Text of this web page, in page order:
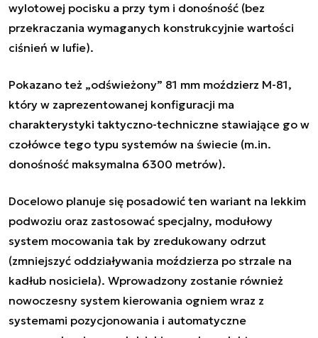
wylotowej pocisku a przy tym i donośność (bez
przekraczania wymaganych konstrukcyjnie wartości
ciśnień w lufie).
Pokazano też „odświeżony” 81 mm moździerz M-81,
który w zaprezentowanej konfiguracji ma
charakterystyki taktyczno-techniczne stawiające go w
czołówce tego typu systemów na świecie (m.in.
donośność maksymalna 6300 metrów).
Docelowo planuje się posadowić ten wariant na lekkim
podwoziu oraz zastosować specjalny, modułowy
system mocowania tak by zredukowany odrzut
(zmniejszyć oddziaływania moździerza po strzale na
kadłub nosiciela). Wprowadzony zostanie również
nowoczesny system kierowania ogniem wraz z
systemami pozycjonowania i automatyczne